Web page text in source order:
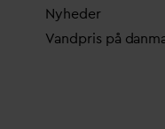
Nyheder
Vandpris på d